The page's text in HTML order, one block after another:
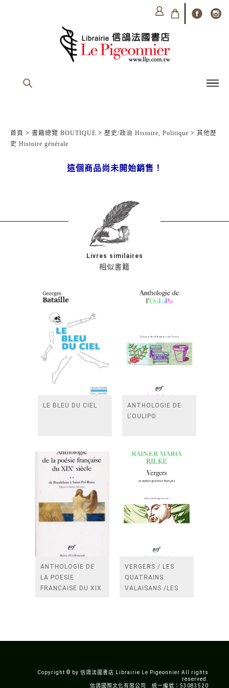
首頁 > 書籍總覽 BOUTIQUE > 歷史/政治 Histoire, Politique > 其他歷
史 Histoire générale
這個商品尚未開始銷售！
相似書籍
Livres similaires
LE BLEU DU CIEL
ANTHOLOGIE DE
L'OULIPO
ANTHOLOGIE DE
LA POESIE
FRANCAISE DU XIX
VERGERS / LES
QUATRAINS
VALAISANS /LES
Copyright © by 信鴿法國書店 Librairie Le Pigeonnier All rights
reserved.
信鴿國際文化有限公司 統一編號：53083520